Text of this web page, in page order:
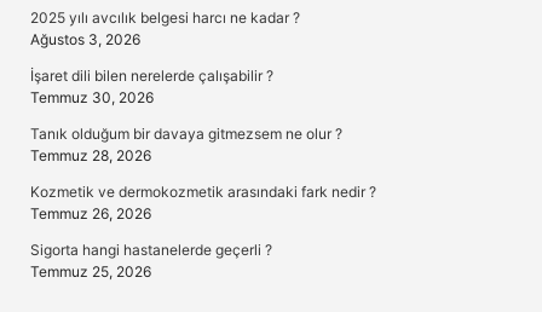
2025 yılı avcılık belgesi harcı ne kadar ?
Ağustos 3, 2026
İşaret dili bilen nerelerde çalışabilir ?
Temmuz 30, 2026
Tanık olduğum bir davaya gitmezsem ne olur ?
Temmuz 28, 2026
Kozmetik ve dermokozmetik arasındaki fark nedir ?
Temmuz 26, 2026
Sigorta hangi hastanelerde geçerli ?
Temmuz 25, 2026